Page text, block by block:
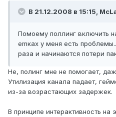
В 21.12.2008 в 15:15,
Помоему поллинг включить
emках у меня есть
раза и начинаются потери
Не, полинг мне не помогает,
Утилизация канала падает,
из-за возрастающих задержек.
В принципе интерактивность